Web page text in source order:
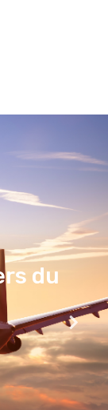
du